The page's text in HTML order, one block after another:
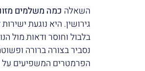
השאלה כמה משלמים מזונות
גירושין. היא נוגעת
בלבול וחוסר ודאות מול
נסביר בצורה ברורה
הפרמטרים המשפיעים